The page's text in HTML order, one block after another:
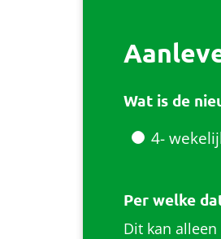
Wat is de
4-
Per welke
Dit kan